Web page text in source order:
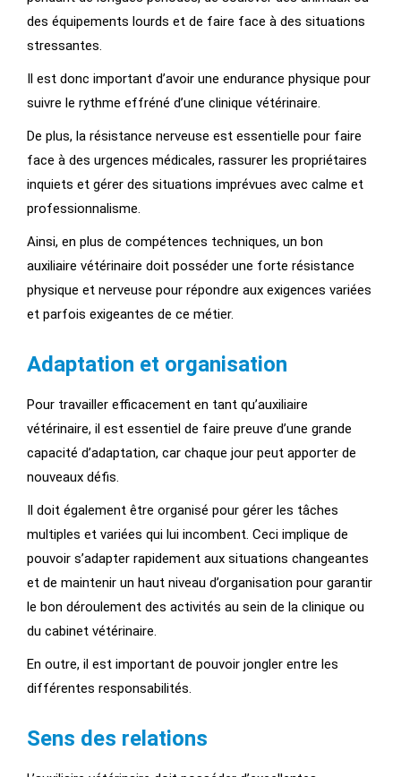
des équipements lourds et de faire face à des situations
stressantes.
Il est donc important d’avoir une endurance physique pour
suivre le rythme effréné d’une clinique vétérinaire.
De plus, la résistance nerveuse est essentielle pour faire
face à des urgences médicales, rassurer les propriétaires
inquiets et gérer des situations imprévues avec calme et
professionnalisme.
Ainsi, en plus de compétences techniques, un bon
auxiliaire vétérinaire doit posséder une forte résistance
physique et nerveuse pour répondre aux exigences variées
et parfois exigeantes de ce métier.
Adaptation et organisation
Pour travailler efficacement en tant qu’auxiliaire
vétérinaire, il est essentiel de faire preuve d’une grande
capacité d’adaptation, car chaque jour peut apporter de
nouveaux défis.
Il doit également être organisé pour gérer les tâches
multiples et variées qui lui incombent. Ceci implique de
pouvoir s’adapter rapidement aux situations changeantes
et de maintenir un haut niveau d’organisation pour garantir
le bon déroulement des activités au sein de la clinique ou
du cabinet vétérinaire.
En outre, il est important de pouvoir jongler entre les
différentes responsabilités.
Sens des relations